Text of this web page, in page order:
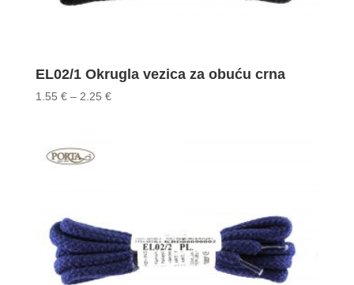
EL02/1 Okrugla vezica za obuću crna
1.55 € – 2.25 €Price